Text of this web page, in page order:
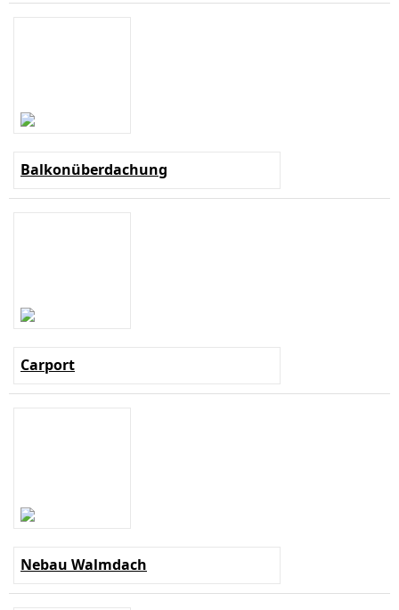
Balkonüberdachung
Carport
Nebau Walmdach